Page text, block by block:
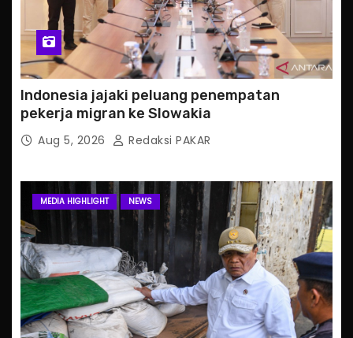
Indonesia jajaki peluang penempatan
pekerja migran ke Slowakia
Aug 5, 2026 Redaksi PAKAR
MEDIA HIGHLIGHT NEWS